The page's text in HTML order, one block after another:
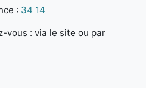
: 34 14
vous : via le site ou par